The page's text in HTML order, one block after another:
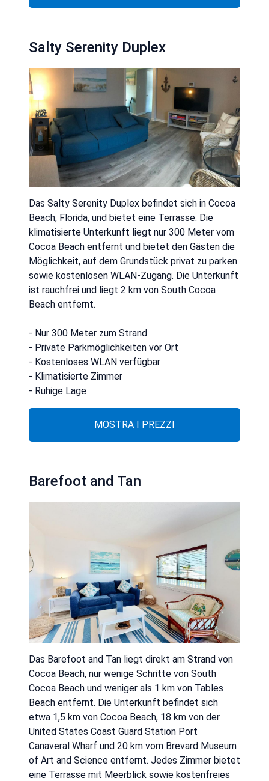
Salty Serenity Duplex
Das Salty Serenity Duplex befindet sich in Cocoa
Beach, Florida, und bietet eine Terrasse. Die
klimatisierte Unterkunft liegt nur 300 Meter vom
Cocoa Beach entfernt und bietet den Gästen die
Möglichkeit, auf dem Grundstück privat zu parken
sowie kostenlosen WLAN-Zugang. Die Unterkunft
ist rauchfrei und liegt 2 km von South Cocoa
Beach entfernt.
- Nur 300 Meter zum Strand
- Private Parkmöglichkeiten vor Ort
- Kostenloses WLAN verfügbar
- Klimatisierte Zimmer
- Ruhige Lage
MOSTRA I PREZZI
Barefoot and Tan
Das Barefoot and Tan liegt direkt am Strand von
Cocoa Beach, nur wenige Schritte von South
Cocoa Beach und weniger als 1 km von Tables
Beach entfernt. Die Unterkunft befindet sich
etwa 1,5 km von Cocoa Beach, 18 km von der
United States Coast Guard Station Port
Canaveral Wharf und 20 km vom Brevard Museum
of Art and Science entfernt. Jedes Zimmer bietet
eine Terrasse mit Meerblick sowie kostenfreies